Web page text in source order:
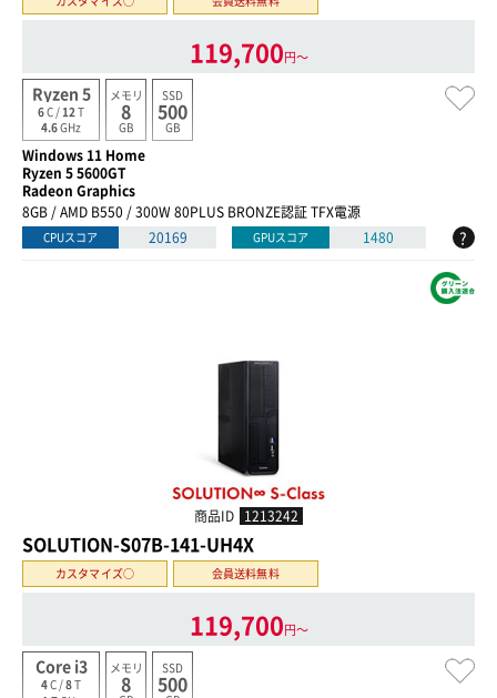
119,700円〜
Ryzen 5
6C /12T
4.6GHz
メモリ
8
GB
SSD
500
GB
Windows 11 Home
Ryzen 5 5600GT
Radeon Graphics
8GB / AMD B550 / 300W 80PLUS BRONZE認証 TFX電源
CPUスコア 20169 GPUスコア 1480 ?
商品ID 1213242
SOLUTION-S07B-141-UH4X
カスタマイズ○ 会員送料無料
119,700円〜
Core i3
4C /8T
メモリ
8
SSD
500